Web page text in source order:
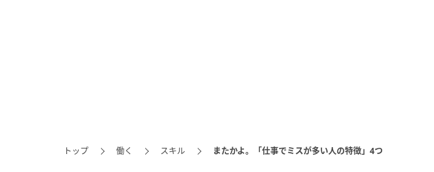
トップ 働く スキル またかよ。「仕事でミスが多い人の特徴」4つ